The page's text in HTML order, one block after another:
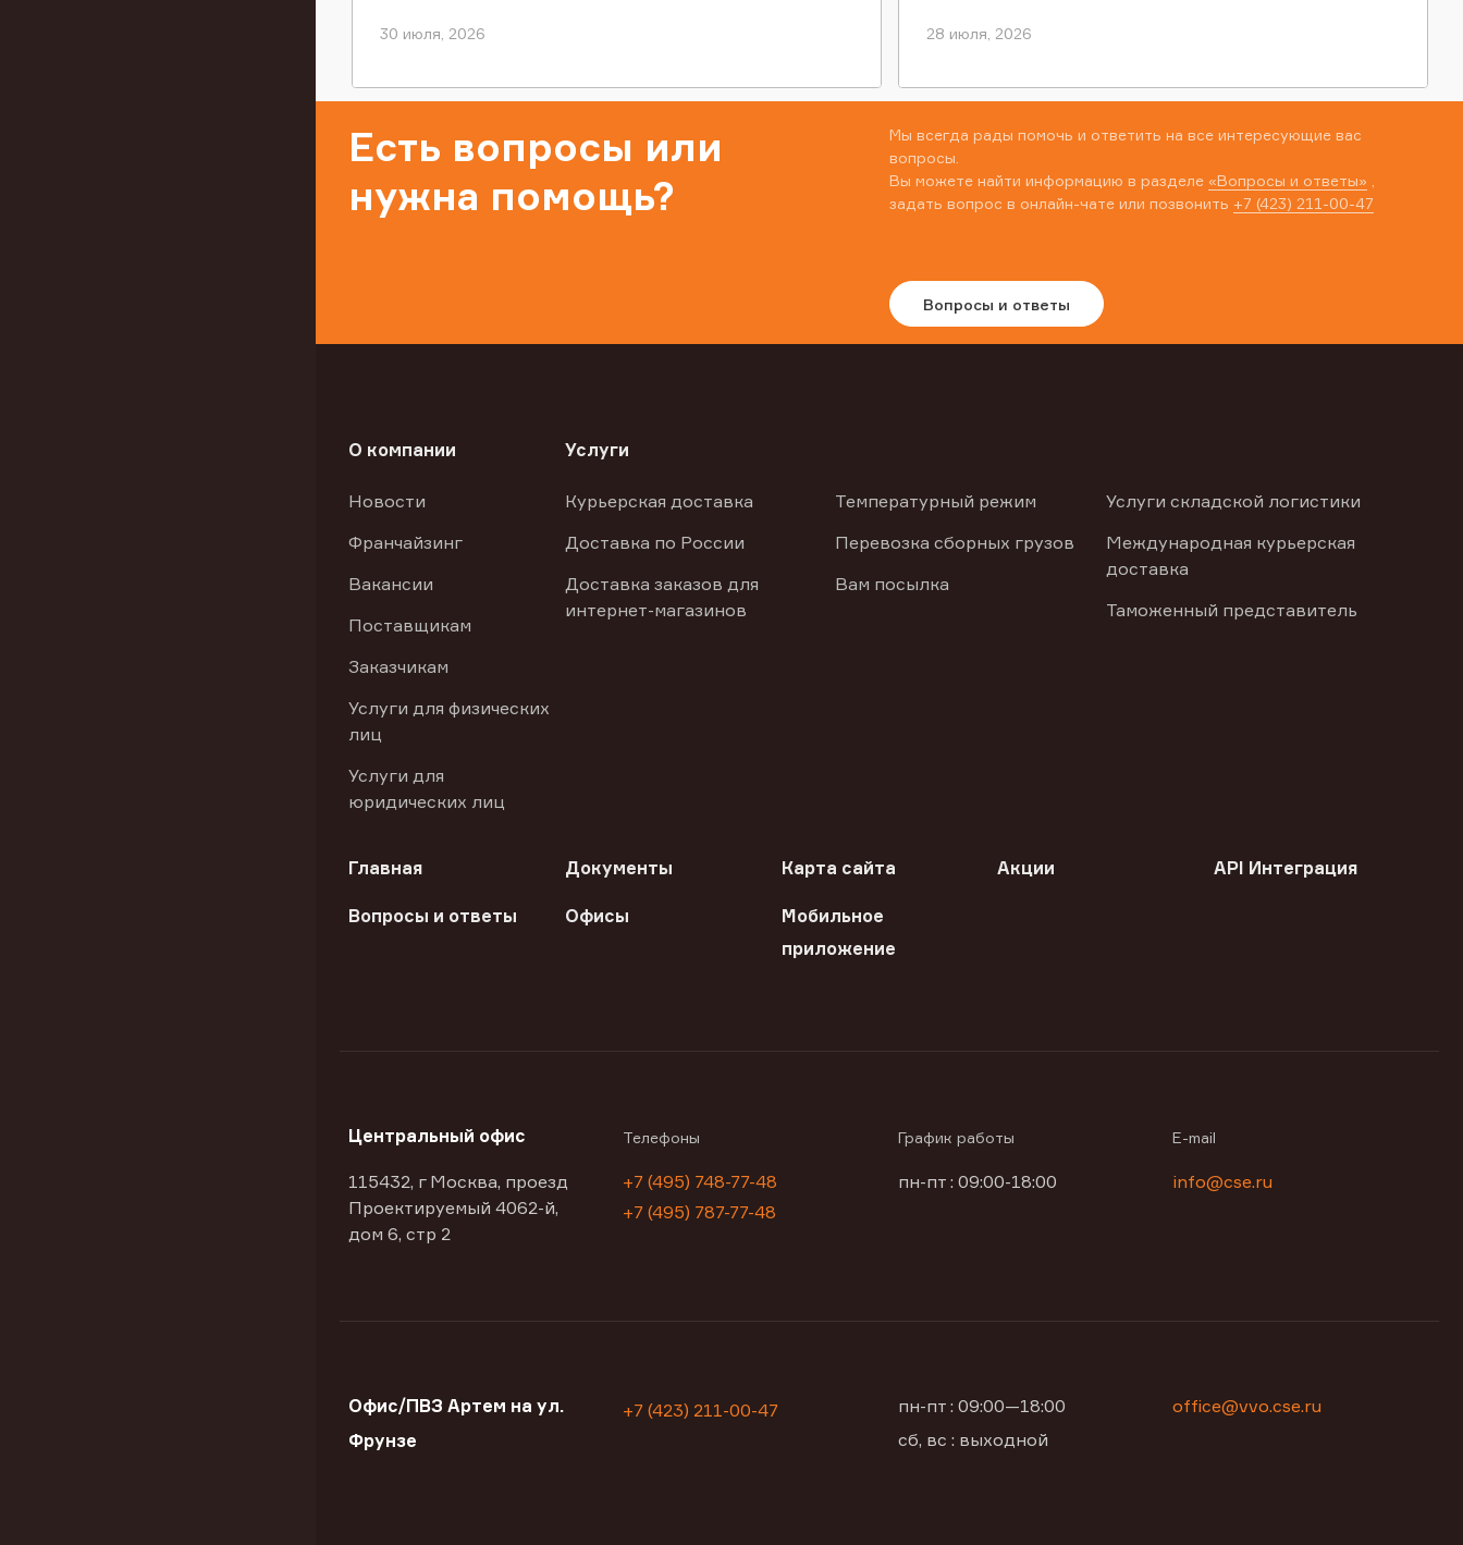
30 июля, 2026 28 июля, 2026
Есть вопросы или
нужна помощь?
Мы всегда рады помочь и ответить на все интересующие вас
вопросы.
Вы можете найти информацию в разделе «Вопросы и ответы»
задать вопрос в онлайн-чате или позвонить +7 (423) 211-00-47
Вопросы и ответы
О компании
Новости
Франчайзинг
Вакансии
Поставщикам
Заказчикам
Услуги для физических
лиц
Услуги для
юридических лиц
Услуги
Курьерская доставка
Доставка по России
Доставка заказов для
интернет-магазинов
Температурный режим
Перевозка сборных грузов
Вам посылка
Услуги складской логистики
Международная курьерская
доставка
Таможенный представитель
Главная Документы Карта сайта Акции API Интеграция
Вопросы и ответы Офисы
Мобильное
приложение
Центральный офис
115432, г Москва, проезд
Проектируемый 4062-й,
дом 6, стр 2
Телефоны
+7 (495) 748-77-48
+7 (495) 787-77-48
График работы
пн-пт : 09:00-18:00
E-mail
info@cse.ru
Офис/ПВЗ Артем на ул.
Фрунзе
+7 (423) 211-00-47
пн-пт : 09:00—18:00
сб, вс : выходной
office@vvo.cse.ru